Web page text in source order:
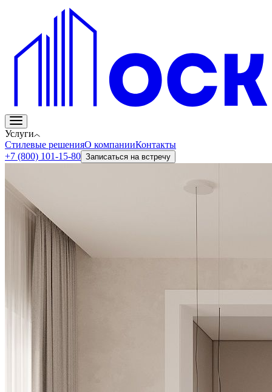
Услуги
Стилевые решенияО компанииКонтакты
+7 (800) 101-15-80 Записаться на встречу